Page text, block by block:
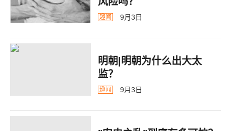
趣闻 9月3日
明朝|明朝为什么出大太
监？ ​​​
趣闻 9月3日